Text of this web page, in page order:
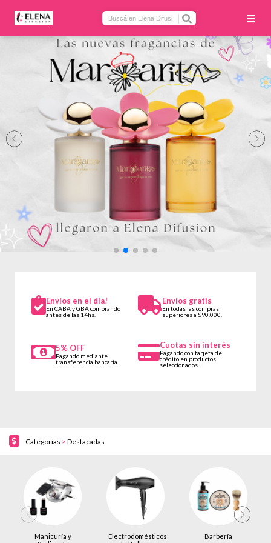
Envíos en el día!
En CABA y GBA comprando
antes de las 14hs.
Envíos gratis
En todas las compras
superiores a $90.000.
5% OFF
Pagando mediante
transferencia bancaria.
Cuotas sin interés
Pagando con tarjeta de
crédito en productos
seleccionados.
Categorias > Destacadas
Manicuría y
Electrodomésticos
Barbería